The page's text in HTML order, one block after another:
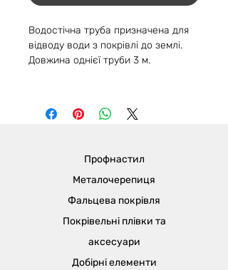
Водостічна труба призначена для
відводу води з покрівлі до землі.
Довжина однієї труби 3 м.
додатково уточнюйте у
менеджерів.
Профнастил
Металочерепиця
Фальцева покрівля
Покрівельні плівки та
аксесуари
Добірні елементи